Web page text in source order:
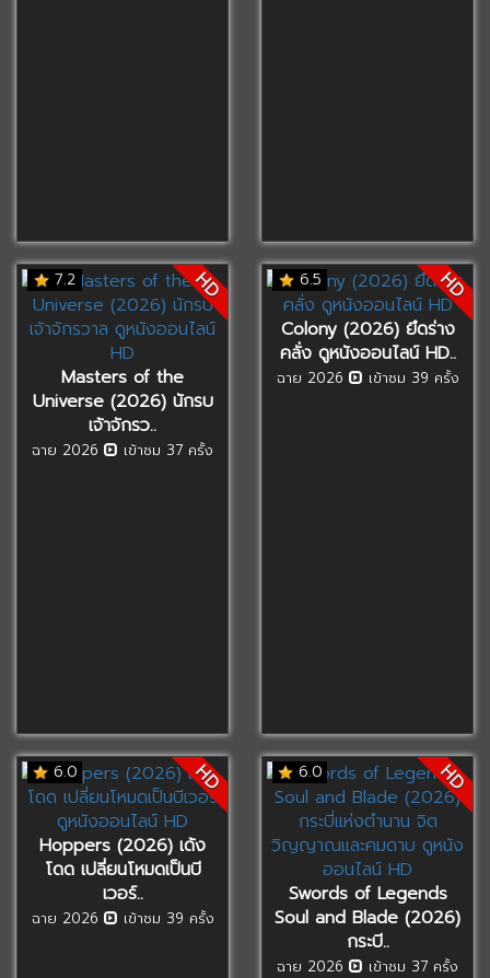
7.2 HD
Masters of the
Universe (2026) นักรบ
เจ้าจักรว..
ฉาย 2026 เข้าชม 37 ครั้ง
6.5 HD
Colony (2026) ยึดร่าง
คลั่ง ดูหนังออนไลน์ HD..
ฉาย 2026 เข้าชม 39 ครั้ง
6.0 HD
Hoppers (2026) เด้ง
โดด เปลี่ยนโหมดเป็นบี
เวอร์..
ฉาย 2026 เข้าชม 39 ครั้ง
6.0 HD
Swords of Legends
Soul and Blade (2026)
กระบี..
ฉาย 2026 เข้าชม 37 ครั้ง